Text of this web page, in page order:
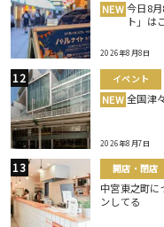
NEW 今日8
ト」は
2026年8月8日
イベント
NEW 全国津
2026年8月7日
開店・閉店
中宮東之町に
ンしてる